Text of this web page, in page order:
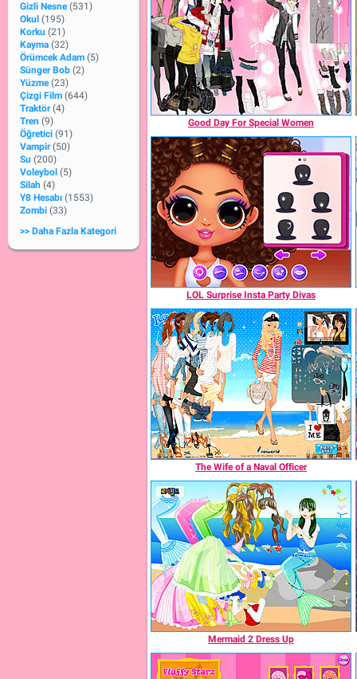
Gizli Nesne (531)
Okul (195)
Korku (21)
Kayma (32)
Örümcek Adam (5)
Sünger Bob (2)
Yüzme (23)
Çizgi Film (644)
Traktör (4)
Tren (9)
Öğretici (91)
Vampir (50)
Su (200)
Voleybol (5)
Silah (4)
Y8 Hesabı (1553)
Zombi (33)
>> Daha Fazla Kategori
Good Day For Special Women
LOL Surprise Insta Party Divas
The Wife of a Naval Officer
Mermaid 2 Dress Up